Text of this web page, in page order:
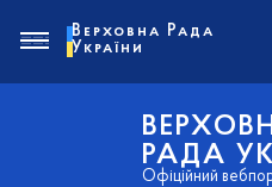
РАДА
Офіційний
Верховна Рада
України